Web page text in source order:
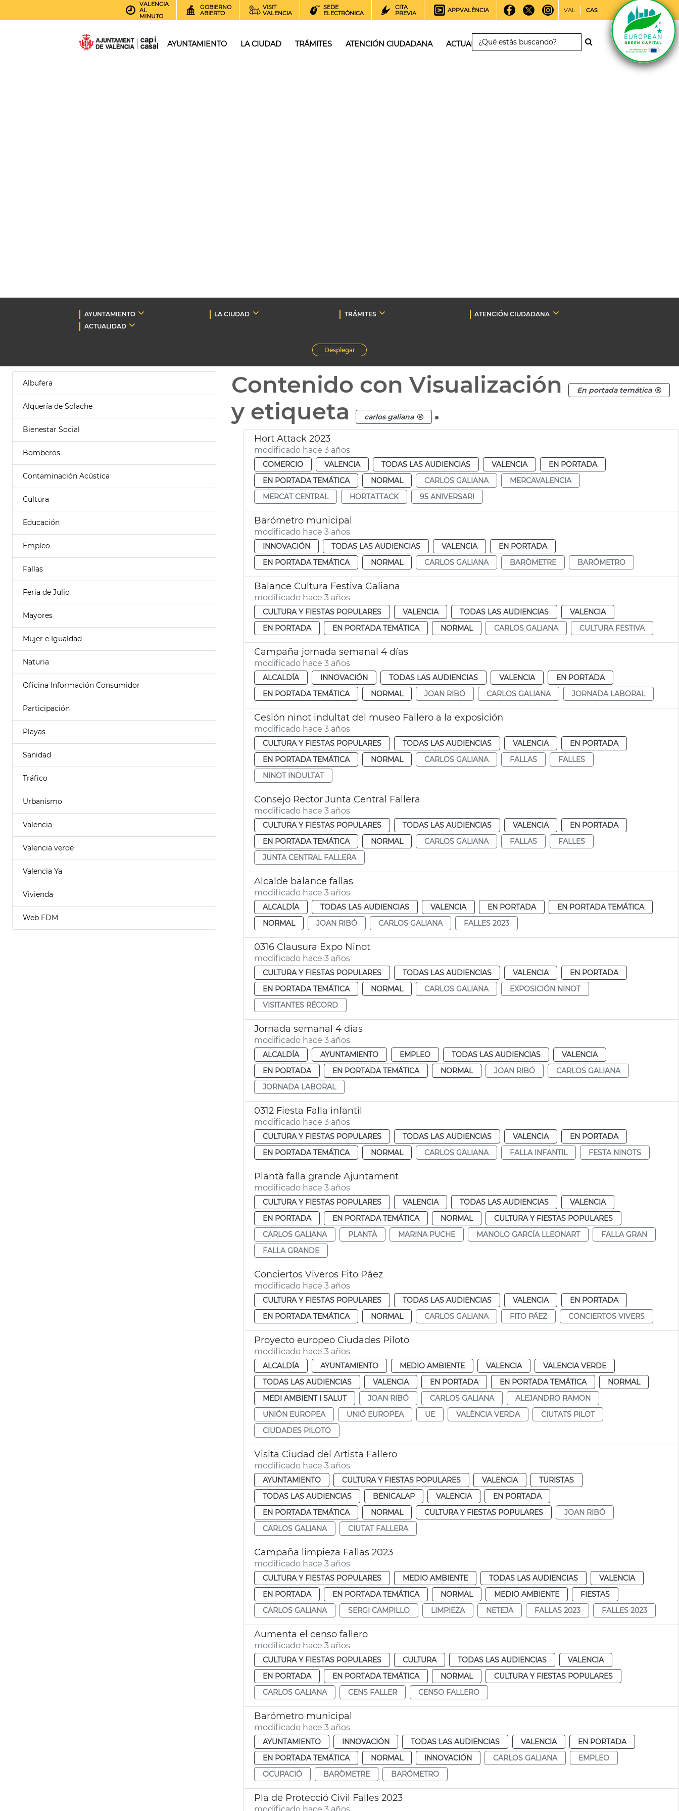
VALENCIA
AL
MINUTO
GOBIERNO
ABIERTO
VISIT
VALENCIA
SEDE
ELECTRÓNICA
CITA
PREVIA
APPVALÈNCIA VAL CAS
AYUNTAMIENTO LA CIUDAD TRÁMITES ATENCIÓN CIUDADANA ACTUALIDAD
AYUNTAMIENTO LA CIUDAD TRÁMITES
ATENCIÓN CIUDADANA
ACTUALIDAD
Desplegar
Albufera
Alquería de Solache
Bienestar Social
Bomberos
Contaminación Acústica
Cultura
Educación
Empleo
Fallas
Feria de Julio
Mayores
Mujer e Igualdad
Naturia
Oficina Información Consumidor
Participación
Playas
Sanidad
Tráfico
Urbanismo
Valencia
Valencia verde
Valencia Ya
Vivienda
Web FDM
Contenido con Visualización En portada temática
y etiqueta carlos galiana .
Hort Attack 2023
modificado hace 3 años
COMERCIO VALENCIA TODAS LAS AUDIENCIAS VALENCIA
EN PORTADA
EN PORTADA TEMÁTICA
NORMAL CARLOS GALIANA
MERCAVALENCIA
MERCAT CENTRAL
HORTATTACK 95 ANIVERSARI
Barómetro municipal
modificado hace 3 años
INNOVACIÓN TODAS LAS AUDIENCIAS VALENCIA
EN PORTADA
EN PORTADA TEMÁTICA
NORMAL CARLOS GALIANA BARÒMETRE BARÓMETRO
Balance Cultura Festiva Galiana
modificado hace 3 años
CULTURA Y FIESTAS POPULARES VALENCIA TODAS LAS AUDIENCIAS
VALENCIA
EN PORTADA
EN PORTADA TEMÁTICA NORMAL CARLOS GALIANA CULTURA FESTIVA
Campaña jornada semanal 4 días
modificado hace 3 años
ALCALDÍA INNOVACIÓN TODAS LAS AUDIENCIAS VALENCIA
EN PORTADA
EN PORTADA TEMÁTICA
NORMAL JOAN RIBÓ CARLOS GALIANA JORNADA LABORAL
Cesión ninot indultat del museo Fallero a la exposición
modificado hace 3 años
CULTURA Y FIESTAS POPULARES TODAS LAS AUDIENCIAS VALENCIA
EN PORTADA
EN PORTADA TEMÁTICA
NORMAL CARLOS GALIANA FALLAS
FALLES
NINOT INDULTAT
Consejo Rector Junta Central Fallera
modificado hace 3 años
CULTURA Y FIESTAS POPULARES TODAS LAS AUDIENCIAS VALENCIA
EN PORTADA
EN PORTADA TEMÁTICA
NORMAL CARLOS GALIANA FALLAS
FALLES
JUNTA CENTRAL FALLERA
Alcalde balance fallas
modificado hace 3 años
ALCALDÍA TODAS LAS AUDIENCIAS VALENCIA EN PORTADA
EN PORTADA TEMÁTICA
NORMAL
JOAN RIBÓ CARLOS GALIANA FALLES 2023
0316 Clausura Expo Ninot
modificado hace 3 años
CULTURA Y FIESTAS POPULARES TODAS LAS AUDIENCIAS VALENCIA
EN PORTADA
EN PORTADA TEMÁTICA
NORMAL CARLOS GALIANA
EXPOSICIÓN NINOT
VISITANTES RÉCORD
Jornada semanal 4 dias
modificado hace 3 años
ALCALDÍA AYUNTAMIENTO EMPLEO TODAS LAS AUDIENCIAS
VALENCIA
EN PORTADA
EN PORTADA TEMÁTICA NORMAL JOAN RIBÓ
CARLOS GALIANA
JORNADA LABORAL
0312 Fiesta Falla infantil
modificado hace 3 años
CULTURA Y FIESTAS POPULARES TODAS LAS AUDIENCIAS VALENCIA
EN PORTADA
EN PORTADA TEMÁTICA
NORMAL CARLOS GALIANA FALLA INFANTIL FESTA NINOTS
Plantà falla grande Ajuntament
modificado hace 3 años
CULTURA Y FIESTAS POPULARES VALENCIA TODAS LAS AUDIENCIAS
VALENCIA
EN PORTADA
EN PORTADA TEMÁTICA NORMAL
CULTURA Y FIESTAS POPULARES
CARLOS GALIANA
PLANTÀ MARINA PUCHE MANOLO GARCÍA LLEONART
FALLA GRAN
FALLA GRANDE
Conciertos Viveros Fito Páez
modificado hace 3 años
CULTURA Y FIESTAS POPULARES TODAS LAS AUDIENCIAS VALENCIA
EN PORTADA
EN PORTADA TEMÁTICA
NORMAL CARLOS GALIANA FITO PÁEZ CONCIERTOS VIVERS
Proyecto europeo Ciudades Piloto
modificado hace 3 años
ALCALDÍA AYUNTAMIENTO MEDIO AMBIENTE VALENCIA
VALENCIA VERDE
TODAS LAS AUDIENCIAS
VALENCIA EN PORTADA EN PORTADA TEMÁTICA
NORMAL
MEDI AMBIENT I SALUT
JOAN RIBÓ CARLOS GALIANA
ALEJANDRO RAMON
UNIÓN EUROPEA
UNIÓ EUROPEA UE VALÈNCIA VERDA
CIUTATS PILOT
CIUDADES PILOTO
Visita Ciudad del Artista Fallero
modificado hace 3 años
AYUNTAMIENTO CULTURA Y FIESTAS POPULARES VALENCIA
TURISTAS
TODAS LAS AUDIENCIAS
BENICALAP VALENCIA
EN PORTADA
EN PORTADA TEMÁTICA
NORMAL CULTURA Y FIESTAS POPULARES
JOAN RIBÓ
CARLOS GALIANA
CIUTAT FALLERA
Campaña limpieza Fallas 2023
modificado hace 3 años
CULTURA Y FIESTAS POPULARES MEDIO AMBIENTE TODAS LAS AUDIENCIAS
VALENCIA
EN PORTADA
EN PORTADA TEMÁTICA NORMAL MEDIO AMBIENTE
FIESTAS
CARLOS GALIANA
SERGI CAMPILLO LIMPIEZA NETEJA FALLAS 2023 FALLES 2023
Aumenta el censo fallero
modificado hace 3 años
CULTURA Y FIESTAS POPULARES CULTURA TODAS LAS AUDIENCIAS
VALENCIA
EN PORTADA
EN PORTADA TEMÁTICA NORMAL
CULTURA Y FIESTAS POPULARES
CARLOS GALIANA
CENS FALLER CENSO FALLERO
Barómetro municipal
modificado hace 3 años
AYUNTAMIENTO INNOVACIÓN TODAS LAS AUDIENCIAS VALENCIA
EN PORTADA
EN PORTADA TEMÁTICA
NORMAL INNOVACIÓN CARLOS GALIANA
EMPLEO
OCUPACIÓ
BARÒMETRE BARÓMETRO
Pla de Protecció Civil Falles 2023